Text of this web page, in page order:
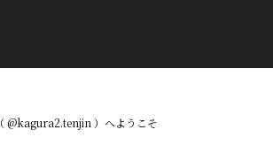
（ @kagura2.tenjin ）へようこそ